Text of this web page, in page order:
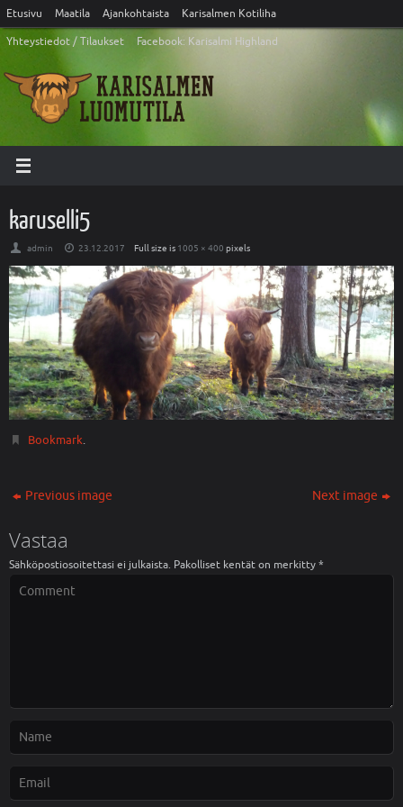
Etusivu Maatila Ajankohtaista
Karisalmen Kotiliha
Yhteystiedot / Tilaukset
Facebook: Karisalmi Highland
karuselli5
admin 23.12.2017 Full size is 1005 × 400 pixels
Bookmark.
Previous image Next image
Vastaa
Sähköpostiosoitettasi ei julkaista. Pakolliset kentät on merkitty*